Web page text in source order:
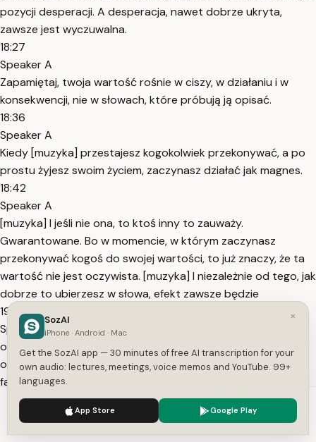
pozycji desperacji. A desperacja, nawet dobrze ukryta,
zawsze jest wyczuwalna.
18:27
Speaker A
Zapamiętaj, twoja wartość rośnie w ciszy, w działaniu i w
konsekwencji, nie w słowach, które próbują ją opisać.
18:36
Speaker A
Kiedy [muzyka] przestajesz kogokolwiek przekonywać, a po
prostu żyjesz swoim życiem, zaczynasz działać jak magnes.
18:42
Speaker A
[muzyka] I jeśli nie ona, to ktoś inny to zauważy.
Gwarantowane. Bo w momencie, w którym zaczynasz
przekonywać kogoś do swojej wartości, to już znaczy, że ta
wartość nie jest oczywista. [muzyka] I niezależnie od tego, jak
dobrze to ubierzesz w słowa, efekt zawsze będzie
19:00
Speaker A
odwrotny do tego, którego chcesz. Kiedy kobieta cię
odrzuca, dystansuje się lub traktuje jak rezerwę, większość
facetów próbuje ją przekonać swoją wartością właśnie
wobec niej. Robią gesty, kupują prezenty, starają się być
jeszcze milsi, licząc, że to zmieni jej nastawienie. Problem w
tym, że w jej
We use cookies to enhance your experience.
×
SozAI
iPhone · Android · Mac
Get the SozAI app — 30 minutes of free AI transcription for your
own audio: lectures, meetings, voice memos and YouTube. 99+
languages.
App Store Google Play